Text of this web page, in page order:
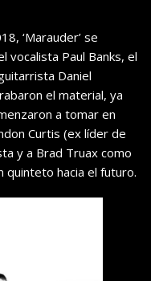
‘Marauder’ se
vocalista Paul Banks, el
Daniel
el material, ya
a tomar en
Curtis (ex líder de
y a Brad Truax como
quinteto hacia el futuro.